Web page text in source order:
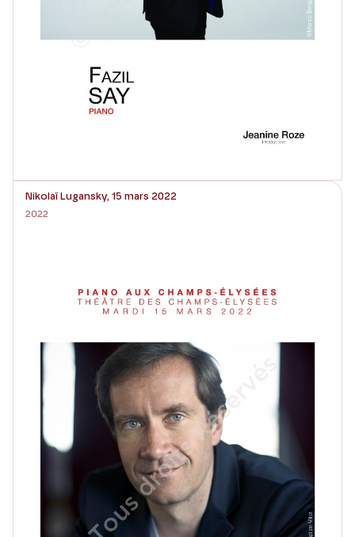
Nikolaï Lugansky, 15 mars 2022
2022